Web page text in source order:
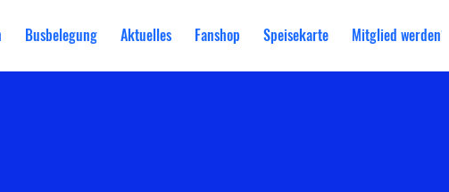
Busbelegung Aktuelles Fanshop Speisekarte Mitglied werden?